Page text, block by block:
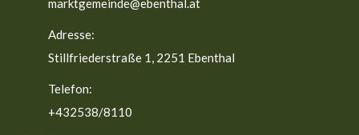
marktgemeinde@ebenthal.at
Adresse:
Stillfriederstraße 1, 2251 Ebenthal
Telefon:
+432538/8110